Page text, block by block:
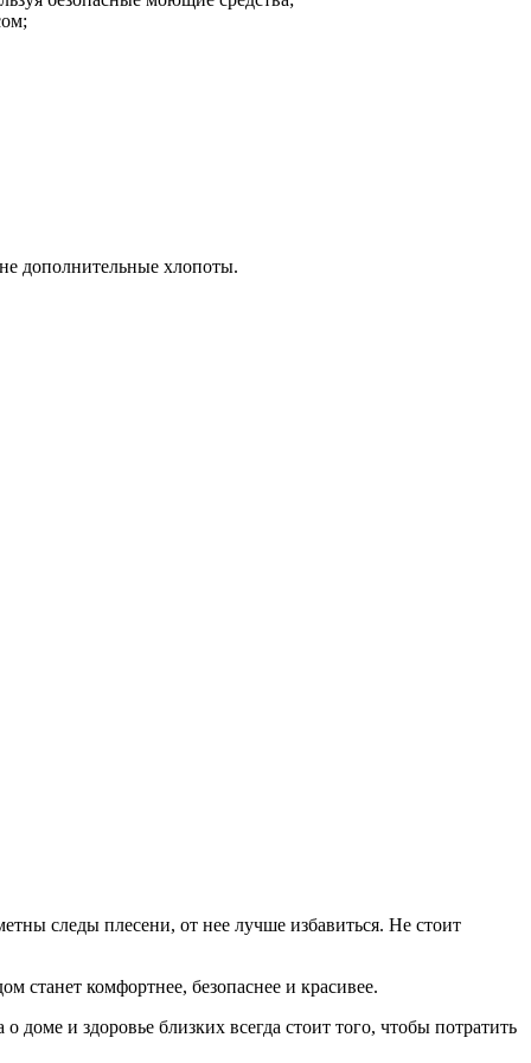
дополнительные хлопоты.
следы плесени, от нее лучше избавиться. Не стоит
станет комфортнее, безопаснее и красивее.
и здоровье близких всегда стоит того, чтобы потратить